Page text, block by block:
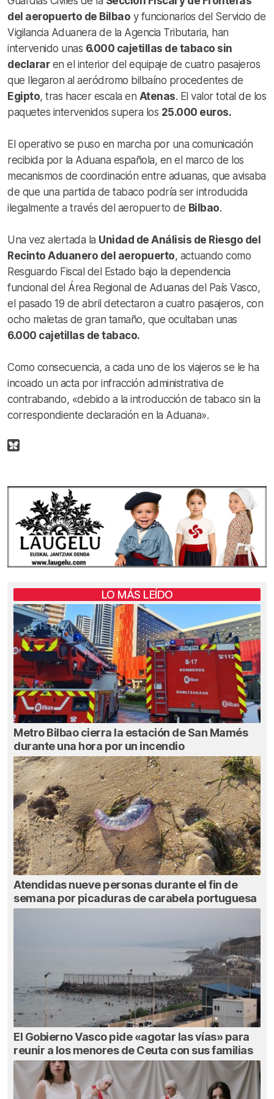
del aeropuerto de Bilbao y funcionarios del Servicio de
Vigilancia Aduanera de la Agencia Tributaria, han
intervenido unas 6.000 cajetillas de tabaco sin
declararen el interior del equipaje de cuatro pasajeros
que llegaron al aeródromo bilbaíno procedentes de
Egipto, tras hacer escala en Atenas. El valor total de los
paquetes intervenidos supera los 25.000 euros.
El operativo se puso en marcha por una comunicación
recibida por la Aduana española, en el marco de los
mecanismos de coordinación entre aduanas, que avisaba
de que una partida de tabaco podría ser introducida
ilegalmente a través del aeropuerto de Bilbao.
Una vez alertada la Unidad de Análisis de Riesgo del
Recinto Aduanero del aeropuerto, actuando como
Resguardo Fiscal del Estado bajo la dependencia
funcional del Área Regional de Aduanas del País Vasco,
el pasado 19 de abril detectaron a cuatro pasajeros, con
ocho maletas de gran tamaño, que ocultaban unas
6.000 cajetillas de tabaco.
Como consecuencia, a cada uno de los viajeros se le ha
incoado un acta por infracción administrativa de
contrabando, «debido a la introducción de tabaco sin la
correspondiente declaración en la Aduana».
LO MÁS LEÍDO
Metro Bilbao cierra la estación de San Mamés
durante una hora por un incendio
Atendidas nueve personas durante el fin de
semana por picaduras de carabela portuguesa
El Gobierno Vasco pide «agotar las vías» para
reunir a los menores de Ceuta con sus familias